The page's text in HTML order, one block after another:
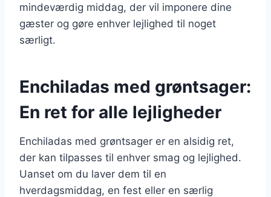
mindeværdig middag, der vil imponere dine
gæster og gøre enhver lejlighed til noget
særligt.
Enchiladas med grøntsager:
En ret for alle lejligheder
Enchiladas med grøntsager er en alsidig ret,
der kan tilpasses til enhver smag og lejlighed.
Uanset om du laver dem til en
hverdagsmiddag, en fest eller en særlig